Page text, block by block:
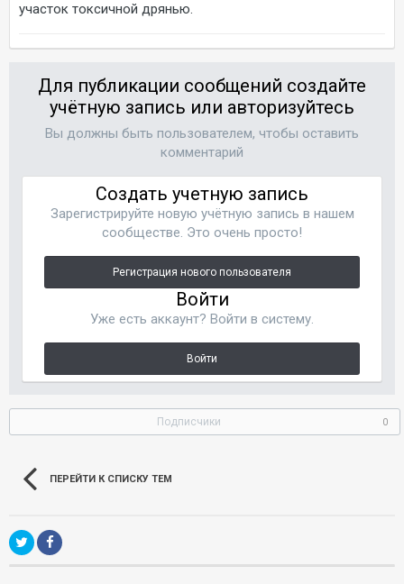
участок токсичной дрянью.
Для публикации сообщений создайте
учётную запись или авторизуйтесь
Вы должны быть пользователем, чтобы оставить
комментарий
Создать учетную запись
Зарегистрируйте новую учётную запись в нашем
сообществе. Это очень просто!
Регистрация нового пользователя
Войти
Уже есть аккаунт? Войти в систему.
Войти
Подписчики 0
ПЕРЕЙТИ К СПИСКУ ТЕМ